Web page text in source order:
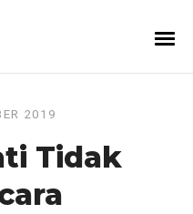
2019
Tidak